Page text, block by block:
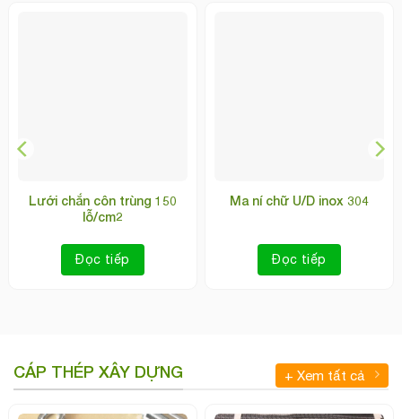
ní chữ U/D inox 304
Đọc tiếp
Cáp Vải Cẩu Hàng
Đọc tiếp
CÁP THÉP XÂY DỰNG + Xem tất cả